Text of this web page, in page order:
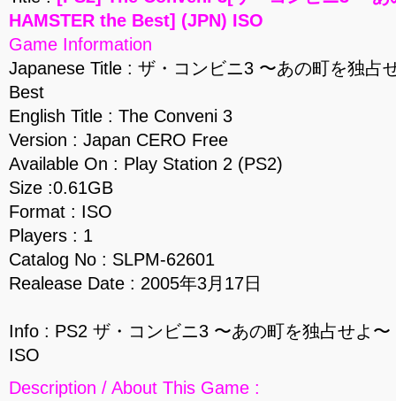
HAMSTER the Best] (JPN) ISO
Game Information
Japanese Title : ザ・コンビニ3 〜あの町を独占
Best
English Title : The Conveni 3
Version : Japan CERO Free
Available On : Play Station 2 (PS2)
Size :0.61GB
Format : ISO
Players : 1
Catalog No : SLPM-62601
Realease Date : 2005年3月17日
Info : PS2 ザ・コンビニ3 〜あの町を独占せよ
ISO
Description / About This Game :